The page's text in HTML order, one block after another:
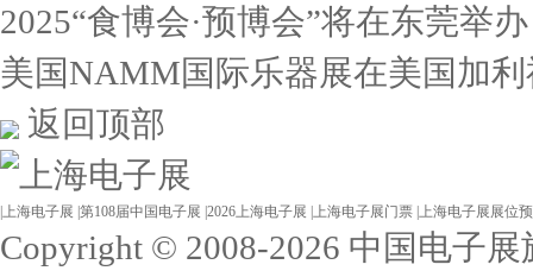
2025“食博会·预博会”将在东莞举办
美国NAMM国际乐器展在美国加
返回顶部
上海电子展 第108届中国电子展 2026上海电子展 上海电子展门票 上海电子展展位
Copyright © 2008-2026 中国电子